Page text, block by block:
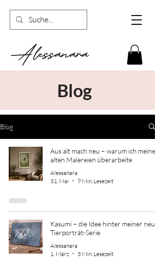
Blog
Blog
Aus alt mach neu – warum ich meine
alten Malereien überarbeite
Alessanara
31. Mai
9 Min. Lesezeit
Kasumi – die Idee hinter meiner
Tierporträt-Serie
Alessanara
1. März
3 Min. Lesezeit